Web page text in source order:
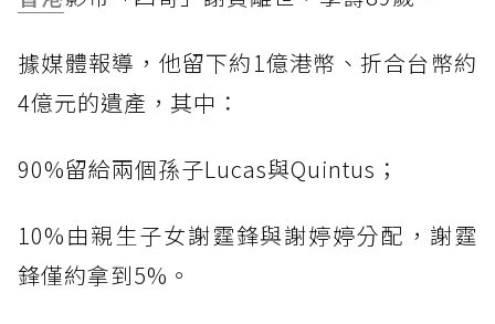
據媒體報導，他留下約1億港幣、折合台幣約
4億元的遺產，其中：
90%留給兩個孫子Lucas與Quintus；
10%由親生子女謝霆鋒與謝婷婷分配，謝霆
鋒僅約拿到5%。